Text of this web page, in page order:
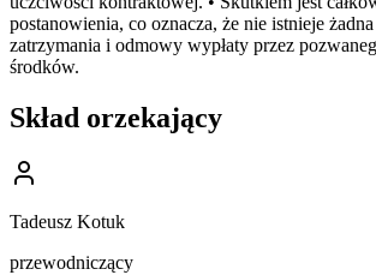
postanowienia, co oznacza, że nie istnieje
zatrzymania i odmowy wypłaty przez
środków.
Skład orzekający
Tadeusz Kotuk
przewodniczący